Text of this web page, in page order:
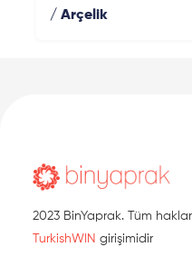
/ Arçelik
2023 BinYaprak. Tüm
TurkishWIN girişimidir